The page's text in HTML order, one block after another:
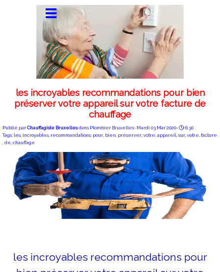
les incroyables recommandations pour bien
préserver votre appareil sur votre facture de
chauffage
Publié parChauffagiste Bruxellesdans Plombier Bruxelles· Mardi 03 Mar 2020 ·
6:30
Tags: les incroyables recommandations pour bien préserver votre appareil sur votre facture
de chauffage
les incroyables recommandations pour